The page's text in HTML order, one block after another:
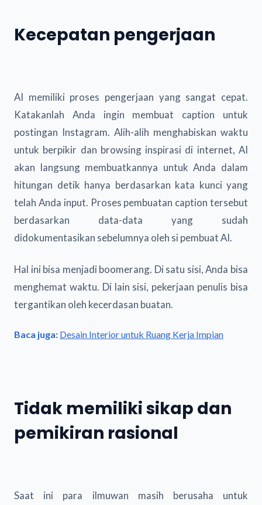
Kecepatan pengerjaan
AI memiliki proses pengerjaan yang sangat cepat.
Katakanlah Anda ingin membuat caption untuk
postingan Instagram. Alih-alih menghabiskan waktu
untuk berpikir dan browsing inspirasi di internet, AI
akan langsung membuatkannya untuk Anda dalam
hitungan detik hanya berdasarkan kata kunci yang
telah Anda input. Proses pembuatan caption tersebut
berdasarkan data-data yang sudah
didokumentasikan sebelumnya oleh si pembuat AI.
Hal ini bisa menjadi boomerang. Di satu sisi, Anda bisa
menghemat waktu. Di lain sisi, pekerjaan penulis bisa
tergantikan oleh kecerdasan buatan.
Baca juga: Desain Interior untuk Ruang Kerja Impian
Tidak memiliki sikap dan
pemikiran rasional
Saat ini para ilmuwan masih berusaha untuk